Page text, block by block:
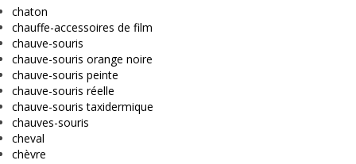
chaton
chauffe-accessoires de film
chauve-souris
chauve-souris orange noire
chauve-souris peinte
chauve-souris réelle
chauve-souris taxidermique
chauves-souris
cheval
chèvre